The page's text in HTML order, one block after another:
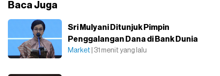
Baca Juga
Sri Mulyani Ditunjuk Pimpin
Penggalangan Dana di Bank Dunia
Market | 31 menit yang lalu